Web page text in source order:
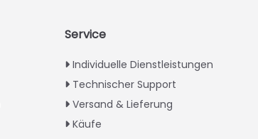
Service
Individuelle Dienstleistungen
Technischer Support
Versand & Lieferung
Käufe